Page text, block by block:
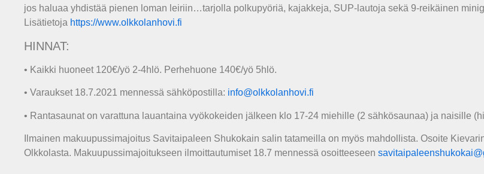
jos haluaa yhdistää pienen loman leiriin…tarjolla polkupyöriä, kajakkeja, SUP-lautoja sekä 9-reikäinen
Lisätietoja https://www.olkkolanhovi.fi
HINNAT:
• Kaikki huoneet 120€/yö 2-4hlö. Perhehuone 140€/yö 5hlö.
• Varaukset 18.7.2021 mennessä sähköpostilla: info@olkkolanhovi.fi
• Rantasaunat on varattuna lauantaina vyökokeiden jälkeen klo 17-24 miehille (2 sähkösaunaa) ja naisille
Ilmainen makuupussimajoitus Savitaipaleen Shukokain salin tatameilla on myös mahdollista. Osoite
Olkkolasta. Makuupussimajoitukseen ilmoittautumiset 18.7 mennessä osoitteeseen